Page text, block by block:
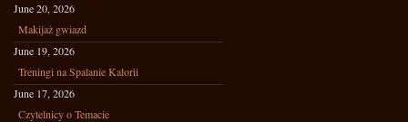
June 20, 2026
Makijaż gwiazd
June 19, 2026
Treningi na Spalanie Kalorii
June 17, 2026
Czytelnicy o Temacie